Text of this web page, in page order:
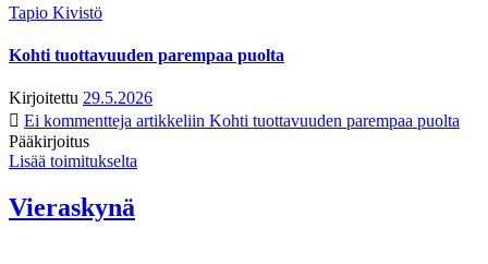
Tapio Kivistö
Kohti tuottavuuden parempaa puolta
Kirjoitettu 29.5.2026
Ei kommentteja artikkeliin Kohti tuottavuuden parempaa puolta
Pääkirjoitus
Lisää toimitukselta
Vieraskynä